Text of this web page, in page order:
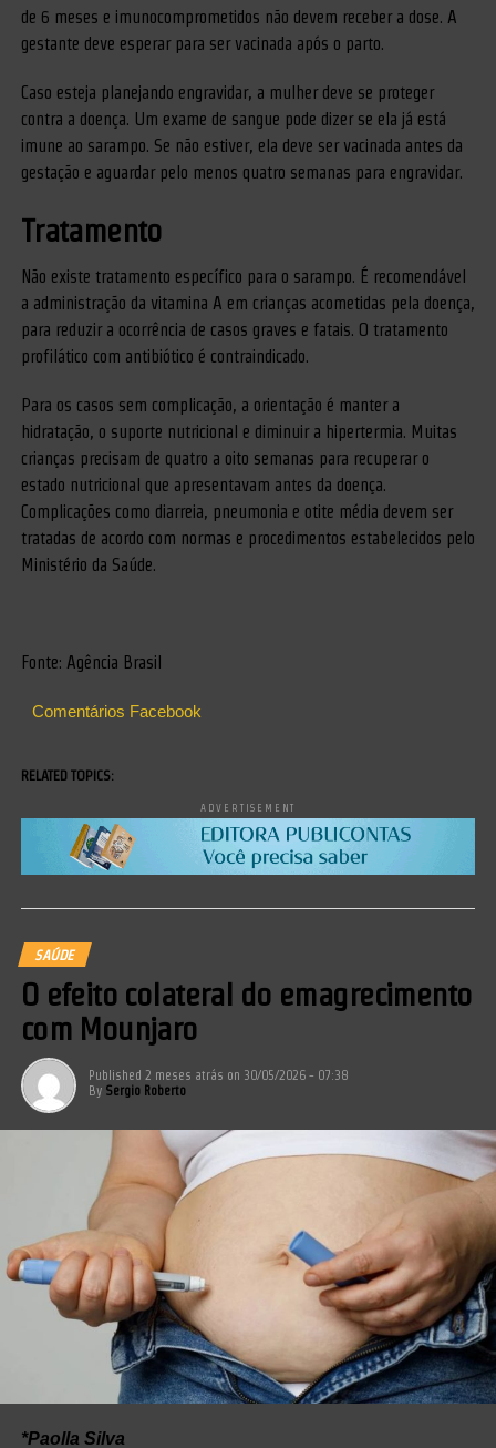
de 6 meses e imunocomprometidos não devem receber a dose. A
gestante deve esperar para ser vacinada após o parto.
Caso esteja planejando engravidar, a mulher deve se proteger
contra a doença. Um exame de sangue pode dizer se ela já está
imune ao sarampo. Se não estiver, ela deve ser vacinada antes da
gestação e aguardar pelo menos quatro semanas para engravidar.
Tratamento
Não existe tratamento específico para o sarampo. É recomendável
a administração da vitamina A em crianças acometidas pela doença,
para reduzir a ocorrência de casos graves e fatais. O tratamento
profilático com antibiótico é contraindicado.
Para os casos sem complicação, a orientação é manter a
hidratação, o suporte nutricional e diminuir a hipertermia. Muitas
crianças precisam de quatro a oito semanas para recuperar o
estado nutricional que apresentavam antes da doença.
Complicações como diarreia, pneumonia e otite média devem ser
tratadas de acordo com normas e procedimentos estabelecidos pelo
Ministério da Saúde.
Fonte: Agência Brasil
Comentários Facebook
RELATED TOPICS:
ADVERTISEMENT
SAÚDE
O efeito colateral do emagrecimento
com Mounjaro
Published 2 meses atrás on 30/05/2026 - 07:38
By Sergio Roberto
*Paolla Silva